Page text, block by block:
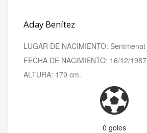
Aday Benítez
LUGAR DE NACIMIENTO:
FECHA DE NACIMIENTO: 16/12/
ALTURA: 179 cm.
0 goles